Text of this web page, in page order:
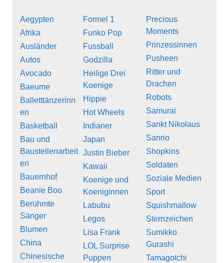
Aegypten
Afrika
Ausländer
Autos
Avocado
Baeume
Balletttänzerinn
en
Basketball
Bau und
Baustellenarbeit
en
Bauernhof
Beanie Boo
Berühmte
Sänger
Blumen
China
Chinesische
Formel 1
Funko Pop
Fussball
Godzilla
Heilige Drei
Koenige
Hippie
Hot Wheels
Indianer
Japan
Justin Bieber
Kawaii
Koenige und
Koeniginnen
Labubu
Legos
Lisa Frank
LOL Surprise
Puppen
Precious
Moments
Prinzessinnen
Pusheen
Ritter und
Drachen
Robots
Samurai
Sankt Nikolaus
Sanrio
Shopkins
Soldaten
Soziale Medien
Sport
Squishmallow
Sternzeichen
Sumikko
Gurashi
Tamagotchi